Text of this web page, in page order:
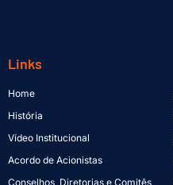
Links
Home
História
Vídeo Institucional
Acordo de Acionistas
Conselhos, Diretorias e Comitês